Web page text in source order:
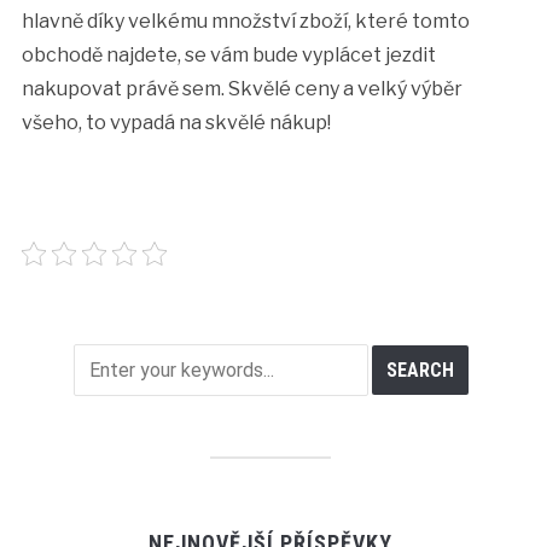
hlavně díky velkému množství zboží, které tomto
obchodě najdete, se vám bude vyplácet jezdit
nakupovat právě sem. Skvělé ceny a velký výběr
všeho, to vypadá na skvělé nákup!